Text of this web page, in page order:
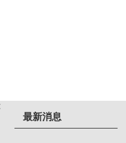
最新消息